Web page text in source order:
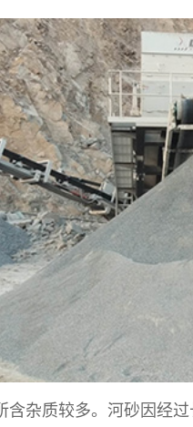
杂质较多。河砂因经